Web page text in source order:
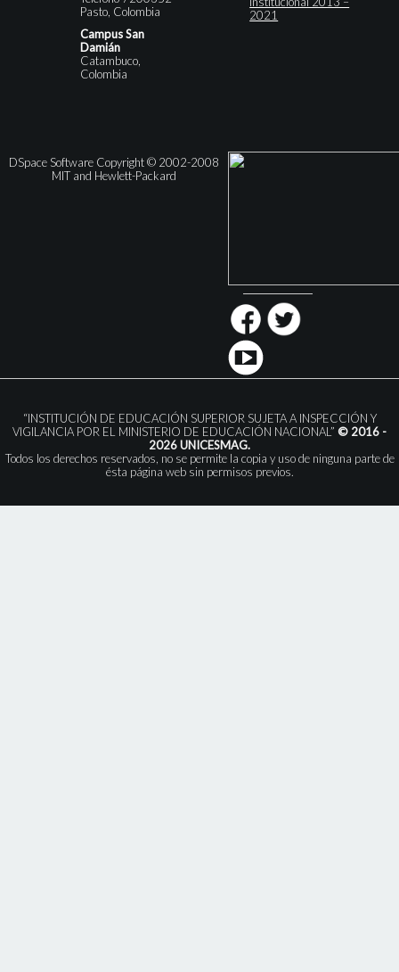
Pasto, Colombia
Campus San
Damián
Catambuco,
Colombia
2021
DSpace Software Copyright © 2002-2008
MIT and Hewlett-Packard
“INSTITUCIÓN DE EDUCACIÓN SUPERIOR SUJETA A INSPECCIÓN Y
VIGILANCIA POR EL MINISTERIO DE EDUCACIÓN NACIONAL” © 2016 -
2026 UNICESMAG.
Todos los derechos reservados, no se permite la copia y uso de ninguna parte de
ésta página web sin permisos previos.